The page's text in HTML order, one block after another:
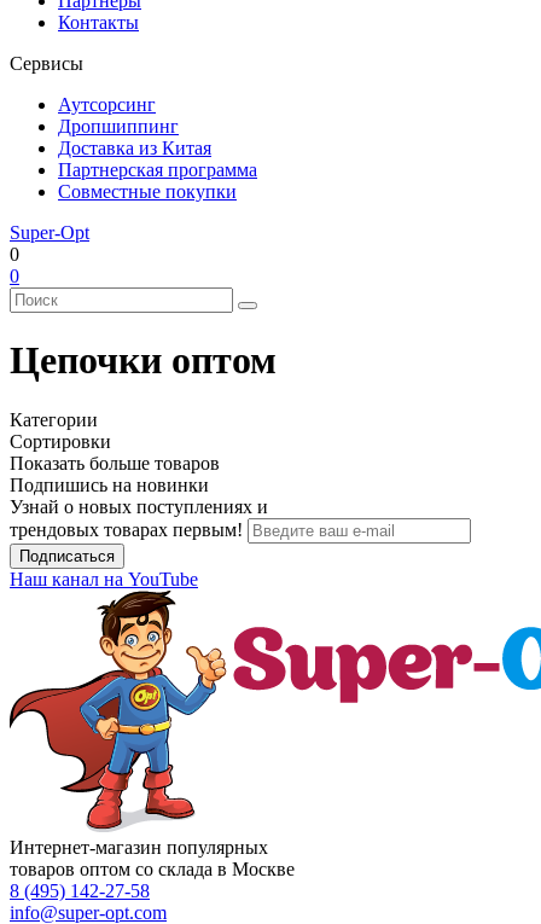
Контакты
Сервисы
Аутсорсинг
Дропшиппинг
Доставка из Китая
Партнерская программа
Совместные покупки
Super-Opt
0
0
Цепочки оптом
Категории
Сортировки
Показать больше товаров
Подпишись на новинки
Узнай о новых поступлениях и
трендовых товарах первым!
Подписаться
Наш канал на YouTube
Интернет-магазин популярных
товаров оптом со склада в Москве
8 (495) 142-27-58
info@super-opt.com